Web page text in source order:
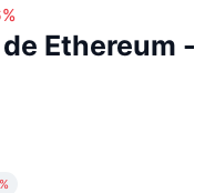
Ethereum -